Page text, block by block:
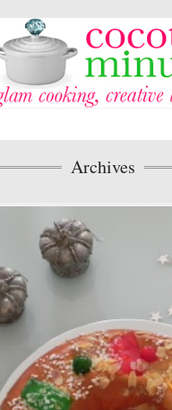
Archives